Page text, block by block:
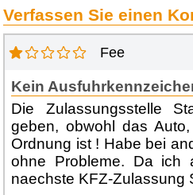
Verfassen Sie einen
Fee
Kein
Die Zulassungsstelle
geben, obwohl das
Ordnung ist ! Habe bei
ohne Probleme. Da ich
naechste KFZ-Zulassung